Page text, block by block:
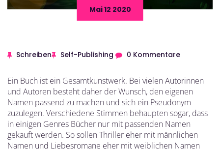
Mai 12 2020
Schreiben Self-Publishing 0 Kommentare
Ein Buch ist ein Gesamtkunstwerk. Bei vielen Autorinnen
und Autoren besteht daher der Wunsch, den eigenen
Namen passend zu machen und sich ein Pseudonym
zuzulegen. Verschiedene Stimmen behaupten sogar, dass
in einigen Genres Bücher nur mit passenden Namen
gekauft werden. So sollen Thriller eher mit männlichen
Namen und Liebesromane eher mit weiblichen Namen